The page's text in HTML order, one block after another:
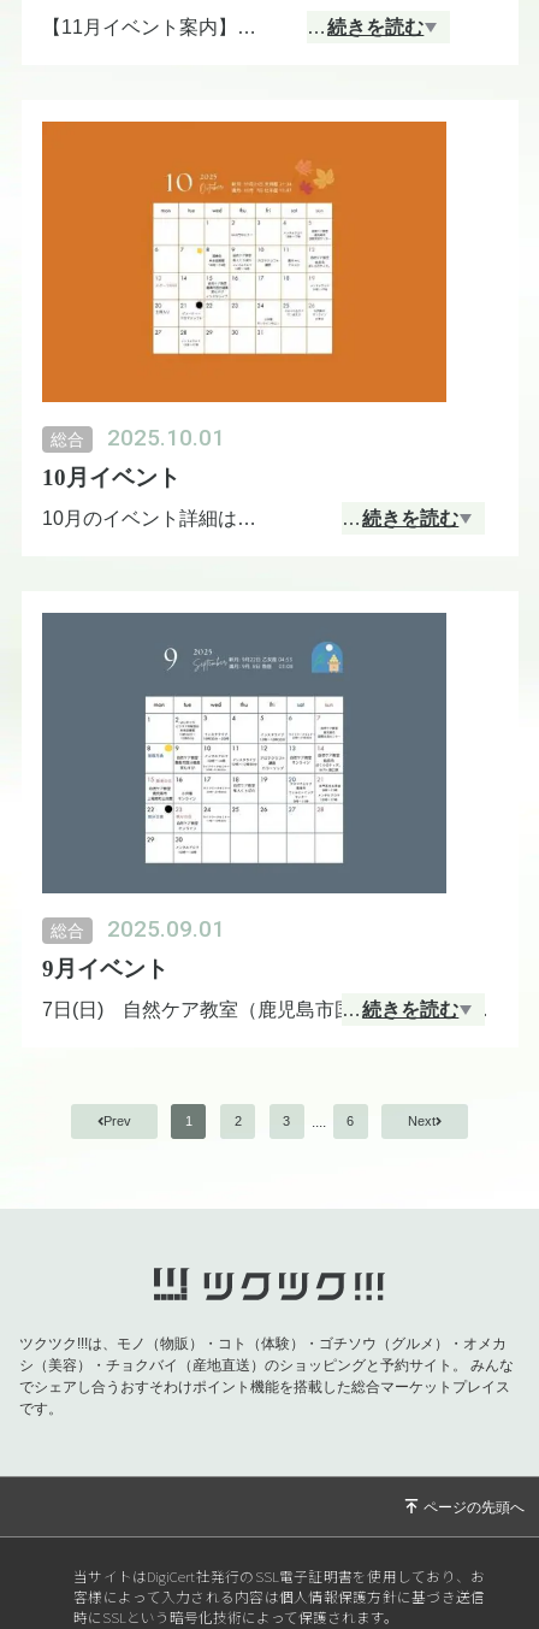
【11月イベント案内】
7(金)10:00 ネイルオイル作り(オンライン)
12(水)9:00 メンタルアロマ講師養成(オンライン)
16(日)9:00 アロマタッチ体験会@福岡
17(月)15:00 認知症予防講座@上竜尾町
24(月祝)13:00 ナチュラル掃除&洗濯(オンライン)
29(土)10:00 アロマタッチ体験会@霧島
…続きを読む
総合 2025.10.01
10月イベント
10月のイベント詳細は
https://home.tsuku2.jp/storeBlogDetail.php?scd=0000
082177&amp;amp;no=20305
…続きを読む
総合 2025.09.01
9月イベント
7日(日) 自然ケア教室（鹿児島市国際交流センタ
12日(金) アロマクラフト講座（カラーリップ）
16日(火) 小沢隆オンラインサロン 20:00〜22:00
…続きを読む
Prev 1 2 3 6 Next
ツクツク!!!は、モノ（物販）・コト（体験）・ゴチソウ（グルメ）・オメカ
シ（美容）・チョクバイ（産地直送）のショッピングと予約サイト。
みんな
でシェアし合うおすそわけポイント機能を搭載した総合マーケットプレイス
です。
当サイトはDigiCert社発行のSSL電子証明書を使用しており、お
客様によって入力される内容は個人情報保護方針に基づき送信
時にSSLという暗号化技術によって保護されます。